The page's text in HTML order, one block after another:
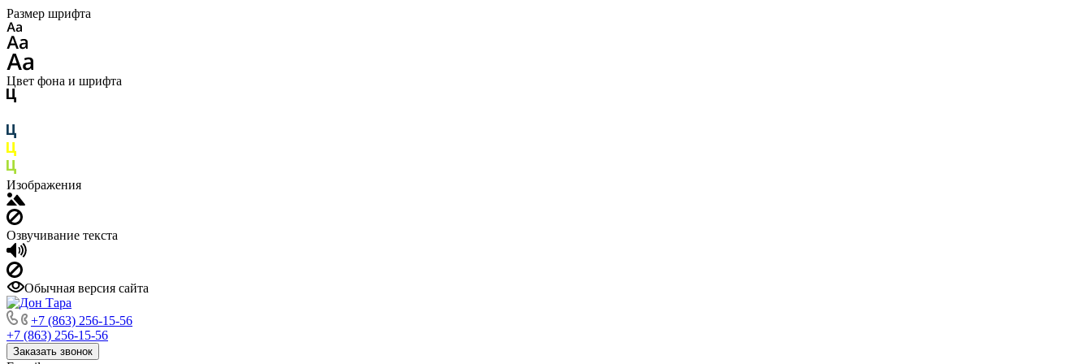
Размер шрифта
Цвет фона и шрифта
Изображения
Озвучивание текста
Обычная версия сайта
+7 (863) 256-15-56
+7 (863) 256-15-56
Заказать звонок